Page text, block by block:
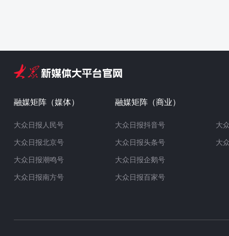
融媒矩阵（媒体）
大众日报人民号
大众日报北京号
大众日报潮鸣号
大众日报南方号
融媒矩阵（商业）
大众日报抖音号
大众日报头条号
大众日报企鹅号
大众日报百家号
大
大